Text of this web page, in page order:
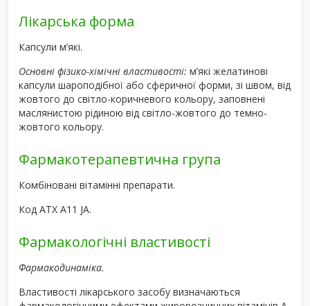
Лікарська форма
Капсули м’які.
Основні фізико-хімічні властивості: м’які желатинові
капсули шароподібної або сферичної форми, зі швом, від
жовтого до світло-коричневого кольору, заповнені
маслянистою рідиною від світло-жовтого до темно-
жовтого кольору.
Фармакотерапевтична група
Комбіновані вітамінні препарати.
Код АТХ A11 JA.
Фармакологічні властивості
Фармакодинаміка.
Властивості лікарського засобу визначаються